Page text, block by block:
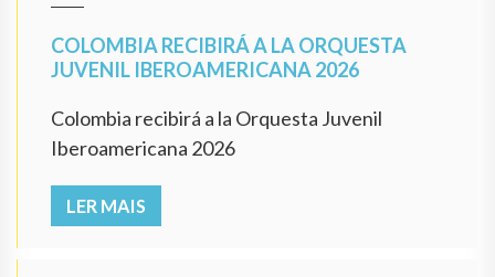
COLOMBIA RECIBIRÁ A LA ORQUESTA
JUVENIL IBEROAMERICANA 2026
Colombia recibirá a la Orquesta Juvenil
Iberoamericana 2026
LER MAIS